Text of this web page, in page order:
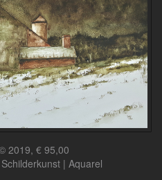
2019, € 95,00
| Aquarel